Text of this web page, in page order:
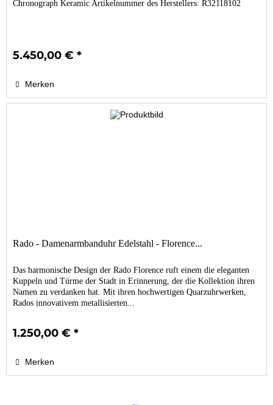
Chronograph Keramic Artikelnummer des Herstellers: R32118102
5.450,00 € *
Merken
Rado - Damenarmbanduhr Edelstahl - Florence...
Das harmonische Design der Rado Florence ruft einem die eleganten
Kuppeln und Türme der Stadt in Erinnerung, der die Kollektion ihren
Namen zu verdanken hat. Mit ihren hochwertigen Quarzuhrwerken,
Rados innovativem metallisierten...
1.250,00 € *
Merken